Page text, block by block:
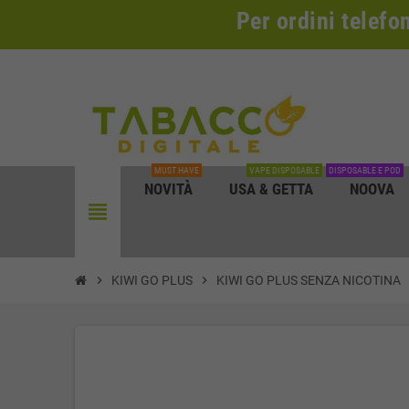
Per ordini
view_headline
NOVITÀ
MUST HAVE
USA & GETTA
VAPE DISPOSABLE
NOOVA
DISPOSABLE E POD
chevron_right KIWI GO PLUS chevron_right KIWI GO PLUS SENZA NICOTINA